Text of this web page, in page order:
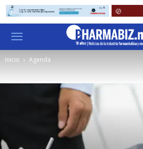
Inicio Agenda